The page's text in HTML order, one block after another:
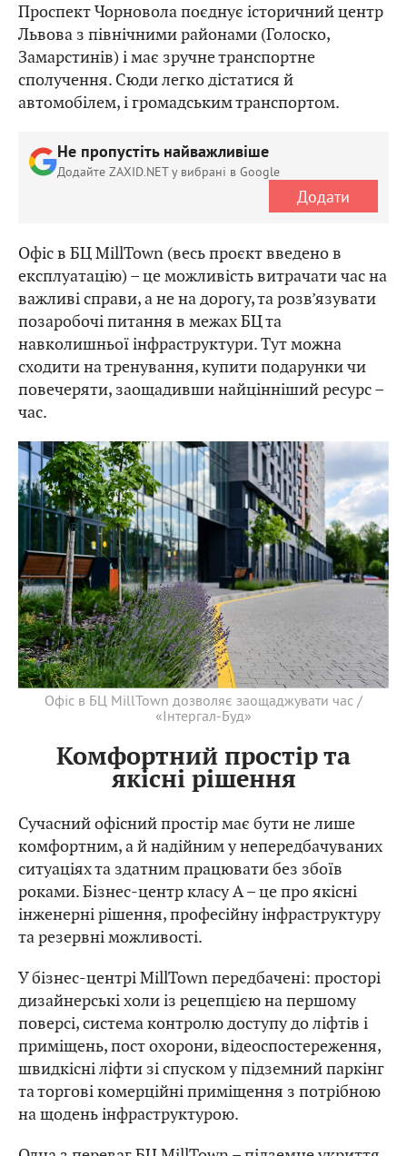
Проспект Чорновола поєднує історичний центр
Львова з північними районами (Голоско,
Замарстинів) і має зручне транспортне
сполучення. Сюди легко дістатися й
автомобілем, і громадським транспортом.
Не пропустіть найважливіше
Додайте ZAXID.NET у вибрані в Google
Додати
Офіс в БЦ MillTown (весь проєкт введено в
експлуатацію) – це можливість витрачати час на
важливі справи, а не на дорогу, та розв’язувати
позаробочі питання в межах БЦ та
навколишньої інфраструктури. Тут можна
сходити на тренування, купити подарунки чи
повечеряти, заощадивши найцінніший ресурс –
час.
Офіс в БЦ MillTown дозволяє заощаджувати час /
«Інтергал-Буд»
Комфортний простір та
якісні рішення
Сучасний офісний простір має бути не лише
комфортним, а й надійним у непередбачуваних
ситуаціях та здатним працювати без збоїв
роками. Бізнес-центр класу А – це про якісні
інженерні рішення, професійну інфраструктуру
та резервні можливості.
У бізнес-центрі MillTown передбачені: просторі
дизайнерські холи із рецепцією на першому
поверсі, система контролю доступу до ліфтів і
приміщень, пост охорони, відеоспостереження,
швидкісні ліфти зі спуском у підземний паркінг
та торгові комерційні приміщення з потрібною
на щодень інфраструктурою.